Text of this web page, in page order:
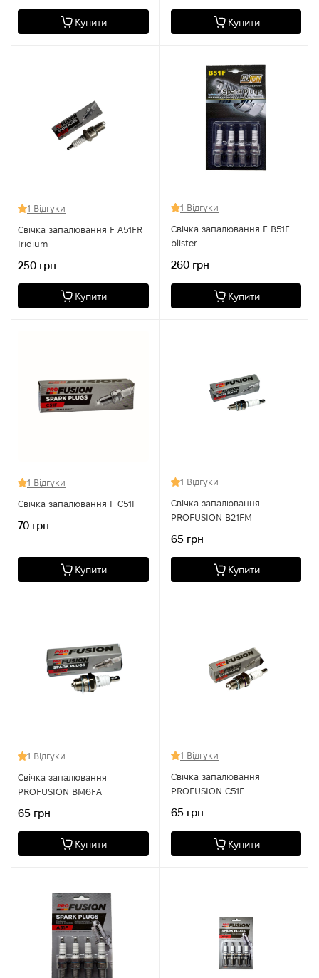
Купити Купити
1 Відгуки
Свічка запалювання F A51FR
Iridium
250 грн
Купити
1 Відгуки
Свічка запалювання F B51F
blister
260 грн
Купити
1 Відгуки
Свічка запалювання F C51F
70 грн
Купити
1 Відгуки
Свічка запалювання
PROFUSION B21FM
65 грн
Купити
1 Відгуки
Свічка запалювання
PROFUSION BM6FA
65 грн
Купити
1 Відгуки
Свічка запалювання
PROFUSION C51F
65 грн
Купити